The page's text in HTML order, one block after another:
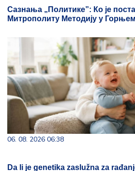
Сазнања „Политике”: Ко је
Митрополиту Методију у
06. 08. 2026 06:38
Da li je genetika zaslužna za